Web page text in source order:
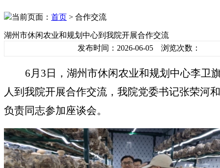
当前页面： 首页 > 合作交流
湖州市休闲农业和规划中心到我院开展合作交流
发布时间：2026-06-05 浏览次数：
6月3日，湖州市休闲农业和规划中心李卫
人到我院开展合作交流，我院党委书记张荣河
负责同志参加座谈会。